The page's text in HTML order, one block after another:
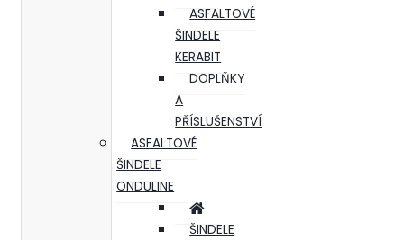
ASFALTOVÉ
ŠINDELE
KERABIT
DOPLŇKY
A
PŘÍSLUŠENSTVÍ
ASFALTOVÉ
ŠINDELE
ONDULINE
ŠINDELE